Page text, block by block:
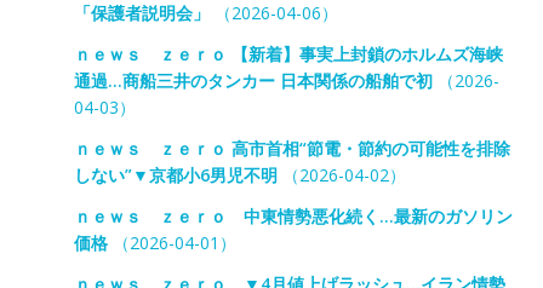
「保護者説明会」
（2026-04-06）
ｎｅｗｓ ｚｅｒｏ 【新着】事実上封鎖のホルムズ海峡
通過…商船三井のタンカー 日本関係の船舶で初（2026-
04-03）
ｎｅｗｓ ｚｅｒｏ 高市首相“節電・節約の可能性を排除
しない”▼京都小6男児不明 （2026-04-02）
ｎｅｗｓ ｚｅｒｏ 中東情勢悪化続く…最新のガソリン
価格（2026-04-01）